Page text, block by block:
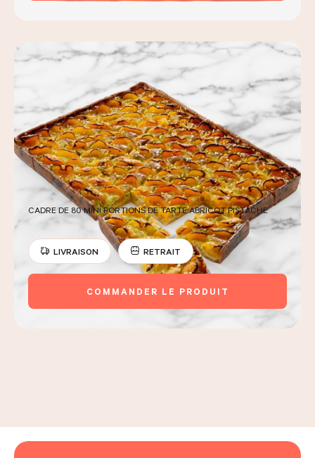
CADRE DE 80 MINI PORTIONS DE TARTE ABRICOT PISTACHE
LIVRAISON RETRAIT
COMMANDER LE PRODUIT